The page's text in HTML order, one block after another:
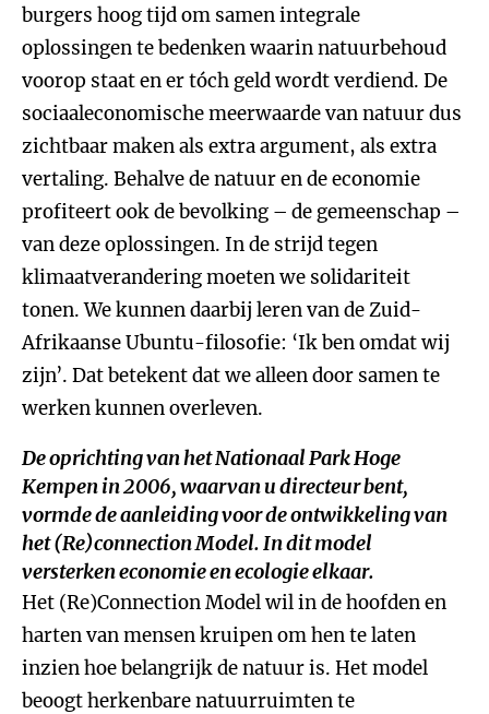
burgers hoog tijd om samen integrale
oplossingen te bedenken waarin natuurbehoud
voorop staat en er tóch geld wordt verdiend. De
sociaaleconomische meerwaarde van natuur dus
zichtbaar maken als extra argument, als extra
vertaling. Behalve de natuur en de economie
profiteert ook de bevolking – de gemeenschap –
van deze oplossingen. In de strijd tegen
klimaatverandering moeten we solidariteit
tonen. We kunnen daarbij leren van de Zuid-
Afrikaanse Ubuntu-filosofie: ‘Ik ben omdat wij
zijn’. Dat betekent dat we alleen door samen te
werken kunnen overleven.
De oprichting van het Nationaal Park Hoge
Kempen in 2006, waarvan u directeur bent,
vormde de aanleiding voor de ontwikkeling van
het (Re)connection Model. In dit model
versterken economie en ecologie elkaar.
Het (Re)Connection Model wil in de hoofden en
harten van mensen kruipen om hen te laten
inzien hoe belangrijk de natuur is. Het model
beoogt herkenbare natuurruimten te